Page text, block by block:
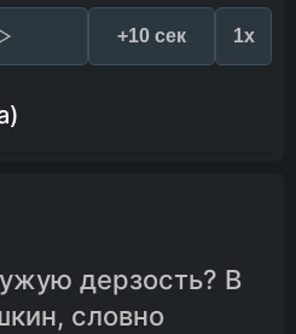
+10 сек 1x
дерзость? В
словно